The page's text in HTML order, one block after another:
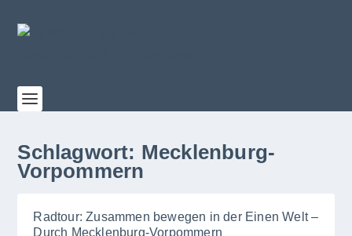
Schlagwort: Mecklenburg-
Vorpommern
Radtour: Zusammen bewegen in der Einen Welt –
Durch Mecklenburg-Vorpommern